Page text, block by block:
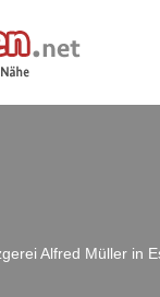
Alfred Müller in